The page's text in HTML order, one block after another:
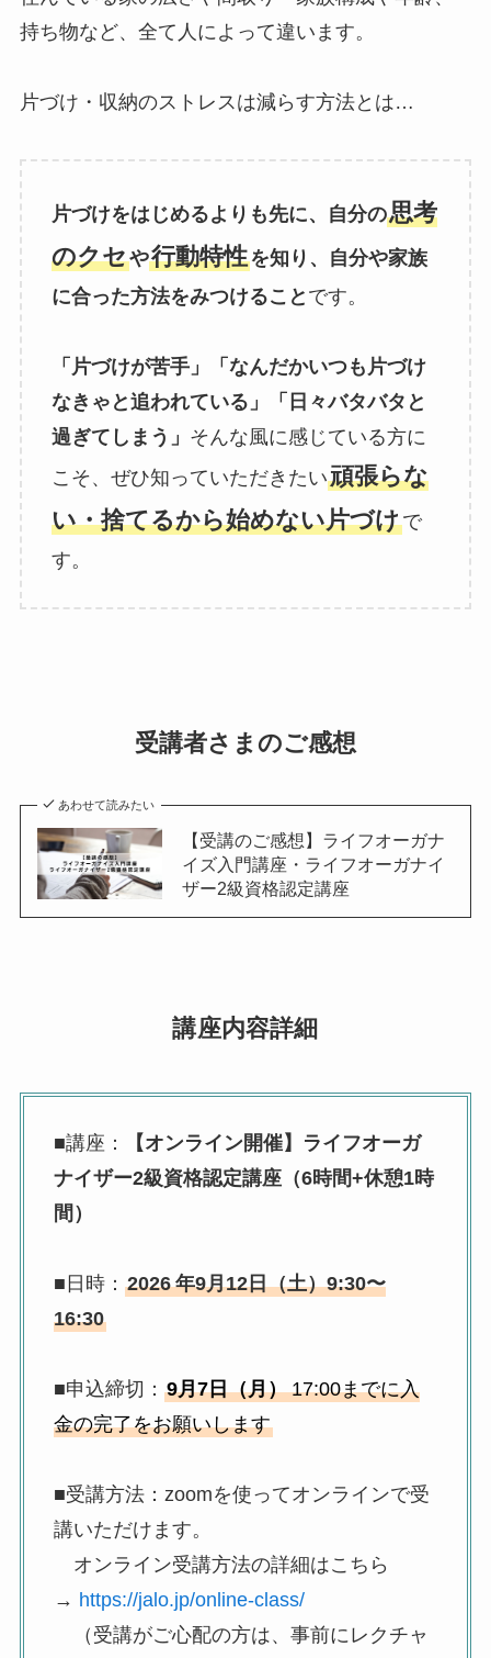
持ち物など、全て人によって違います。
片づけ・収納のストレスは減らす方法とは…
片づけをはじめるよりも先に、自分の思考
のクセや行動特性を知り、自分や家族
に合った方法をみつけること です。
「片づけが苦手」「なんだかいつも片づけ
なきゃと追われている」「日々バタバタと
過ぎてしまう」 そんな風に感じている方に
こそ、ぜひ知っていただきたい頑張らな
い・捨てるから始めない片づけで
す。
受講者さまのご感想
あわせて読みたい
【受講のご感想】ライフオーガナ
イズ入門講座・ライフオーガナイ
ザー2級資格認定講座
講座内容詳細
■講座：
【オンライン開催】ライフオーガ
ナイザー2級資格認定講座（6時間+休憩1時
間）
■日時： 2026 年9月12日（土）9:30〜
16:30
■申込締切： 9月7日（月） 17:00までに入
金の完了をお願いします
■受講方法：zoomを使ってオンラインで受
講いただけます。
オンライン受講方法の詳細はこちら
→ https://jalo.jp/online-class/
（受講がご心配の方は、事前にレクチャ